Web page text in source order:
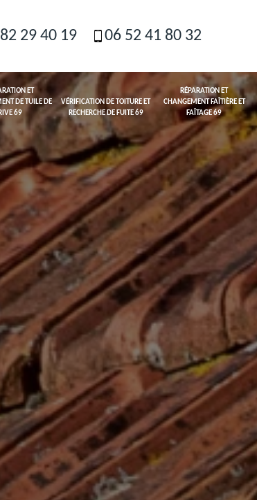
29 40 19 06 52 41 80 32
ET
DE TUILE DE
RIVE 69
VÉRIFICATION DE TOITURE ET
RECHERCHE DE FUITE 69
RÉPARATION ET
CHANGEMENT FAÎTIÈRE ET
FAÎTAGE 69